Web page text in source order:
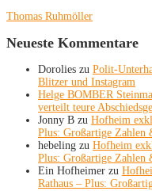
Thomas Ruhmöller
Neueste Kommentare
Dorolies zu Polit-
Blitzer und Instagram
Helge BOMBER
verteilt teure
Jonny B zu Hofheim
Plus: Großartige Zahlen
hebeling zu Hofheim
Plus: Großartige Zahlen
Ein Hofheimer zu
Rathaus – Plus: